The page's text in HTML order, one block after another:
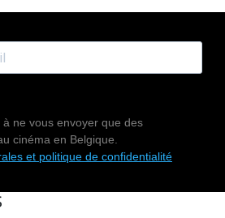
ne vous envoyer que des
cinéma en Belgique.
et politique de confidentialité